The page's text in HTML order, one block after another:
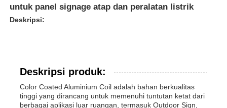
untuk panel signage atap dan peralatan listrik
Deskripsi:
Deskripsi produk:
Color Coated Aluminium Coil adalah bahan berkualitas
tinggi yang dirancang untuk memenuhi tuntutan ketat dari
berbagai aplikasi luar ruangan, termasuk Outdoor Sign,